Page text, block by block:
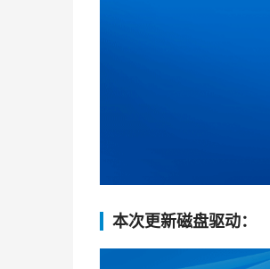
本次更新磁盘驱动：